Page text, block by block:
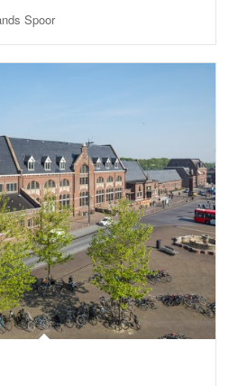
Spoor